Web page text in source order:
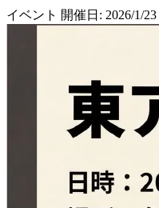
イベント 開催日: 2026/1/23